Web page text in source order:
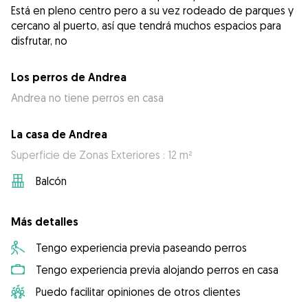
Está en pleno centro pero a su vez rodeado de parques y
cercano al puerto, así que tendrá muchos espacios para
disfrutar, no
Los perros de Andrea
Andrea no tiene perros en casa
La casa de Andrea
Superficie de Zonas Exteriores : 12 m²
Balcón
Más detalles
Tengo experiencia previa paseando perros
Tengo experiencia previa alojando perros en casa
Puedo facilitar opiniones de otros clientes